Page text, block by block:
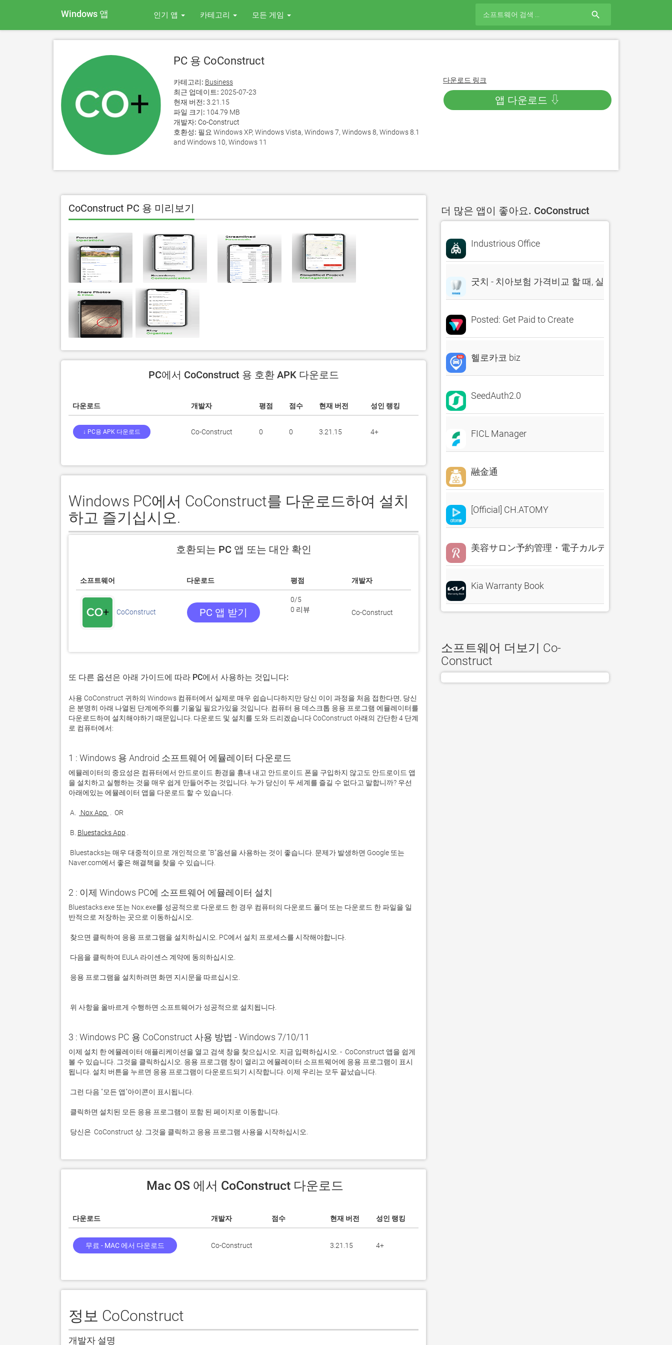
Windows 앱 인기 앱 카테고리 모든 게임 search
PC 용 CoConstruct
카테고리: Business
최근 업데이트: 2025-07-23
현재 버전: 3.21.15
파일 크기: 104.79 MB
개발자: Co-Construct
호환성: 필요 Windows XP, Windows Vista, Windows 7, Windows 8, Windows 8.1
and Windows 10, Windows 11
다운로드 링크
앱 다운로드 ⇩
CoConstruct PC 용 미리보기
PC에서 CoConstruct 용 호환 APK 다운로드
다운로드 개발자 평점 점수 현재 버전 성인 랭킹
↓ PC용 APK 다운로드 Co-Construct 0 0 3.21.15 4+
Windows PC에서 CoConstruct를 다운로드하여 설치
하고 즐기십시오.
호환되는 PC 앱 또는 대안 확인
소프트웨어 다운로드 평점 개발자
CoConstruct PC 앱 받기
0/5
0 리뷰
Co-Construct
또 다른 옵션은 아래 가이드에 따라 PC에서 사용하는 것입니다:
사용 CoConstruct 귀하의 Windows 컴퓨터에서 실제로 매우 쉽습니다하지만 당신 이이 과정을 처음 접한다면, 당신
은 분명히 아래 나열된 단계에주의를 기울일 필요가있을 것입니다. 컴퓨터 용 데스크톱 응용 프로그램 에뮬레이터를
다운로드하여 설치해야하기 때문입니다. 다운로드 및 설치를 도와 드리겠습니다 CoConstruct 아래의 간단한 4 단계
로 컴퓨터에서:
1 : Windows 용 Android 소프트웨어 에뮬레이터 다운로드
에뮬레이터의 중요성은 컴퓨터에서 안드로이드 환경을 흉내 내고 안드로이드 폰을 구입하지 않고도 안드로이드 앱
을 설치하고 실행하는 것을 매우 쉽게 만들어주는 것입니다. 누가 당신이 두 세계를 즐길 수 없다고 말합니까? 우선
A. Nox App
B. Bluestacks App
Naver.com에서 좋은 해결책을 찾을 수 있습니다.
2 : 이제 Windows PC에 소프트웨어 에뮬레이터 설치
Bluestacks.exe 또는 Nox.exe를 성공적으로 다운로드 한 경우 컴퓨터의 다운로드 폴더 또는 다운로드 한 파일을 일
위 사항을 올바르게 수행하면 소프트웨어가 성공적으로 설치됩니다.
3 : Windows PC 용 CoConstruct 사용 방법 - Windows 7/10/11
이제 설치 한 에뮬레이터 애플리케이션을 열고 검색 창을 찾으십시오. 지금 입력하십시오. -  CoConstruct 앱을 쉽게
볼 수 있습니다. 그것을 클릭하십시오. 응용 프로그램 창이 열리고 에뮬레이터 소프트웨어에 응용 프로그램이 표시
당신은  CoConstruct 상. 그것을 클릭하고 응용 프로그램 사용을 시작하십시오.
Mac OS 에서 CoConstruct 다운로드
다운로드 개발자 점수 현재 버전 성인 랭킹
무료 - MAC 에서 다운로드 Co-Construct 3.21.15 4+
정보 CoConstruct
개발자 설명
더 많은 앱이 좋아요. CoConstruct
Industrious Office
굿치 - 치아보험 가격비교 할 때, 실시간 비교견적 앱
Posted: Get Paid to Create
헬로카코 biz
SeedAuth2.0
FICL Manager
融金通
[Official] CH.ATOMY
美容サロン予約管理・電子カルテ・売上分析
Kia Warranty Book
소프트웨어 더보기 Co-
Construct